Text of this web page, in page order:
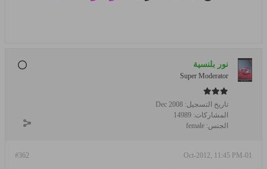
نور بلنسية
Super Moderator
تاريخ التسجيل: Dec 2008
المشاركات: 14989
الجنس: female
#362 01-Oct-2012, 11:45 PM